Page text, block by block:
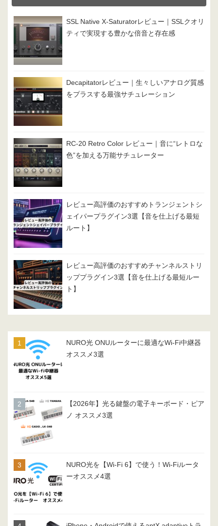
SSL Native X-Saturatorレビュー｜SSLクオリ
ティで実現する豊かな倍音と存在感
Decapitatorレビュー｜生々しいアナログ質感
をプラスする最強サチュレーション
RC-20 Retro Color レビュー｜音に“レトロな
色”を加える万能サチュレーター
レビュー高評価のおすすめトランジェントシ
ェイパープラグイン3選【音を仕上げる最短
ルート】
レビュー高評価のおすすめチャンネルストリ
ッププラグイン3選【音を仕上げる最短ルー
ト】
NURO光 ONUルーターに最適なWi-Fi中継器
オススメ3選
【2026年】光る鍵盤の電子キーボード・ピア
ノ オススメ3選
NURO光を【Wi-Fi 6】で使う！Wi-Fiルータ
ーオススメ4選